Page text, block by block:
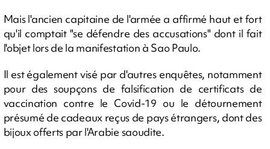
Mais l'ancien capitaine de l'armée a affirmé haut et fort
qu'il comptait "se défendre des accusations" dont il fait
l'objet lors de la manifestation à Sao Paulo.
Il est également visé par d'autres enquêtes, notamment
pour des soupçons de falsification de certificats de
vaccination contre le Covid-19 ou le détournement
présumé de cadeaux reçus de pays étrangers, dont des
bijoux offerts par l'Arabie saoudite.